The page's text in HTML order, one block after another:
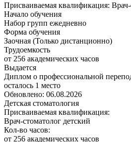
Присваиваемая квалификация:
Начало обучения
Набор групп ежедневно
Форма обучения
Заочная (Только дистанционно)
Трудоемкость
от 256 академических часов
Выдается
Диплом о профессиональной
осталось 1 место
Обновлено: 06.08.2026
Детская стоматология
Присваиваемая квалификация:
Врач-стоматолог детский
Кол-во часов:
от 256 академических часов